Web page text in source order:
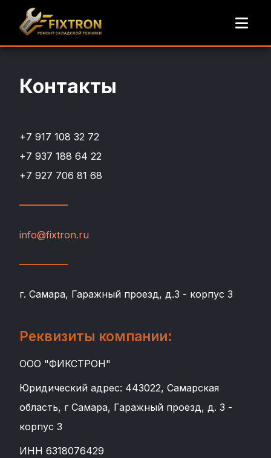
Контакты
+7 917 108 32 72
+7 937 188 64 22
+7 927 706 81 68
info@fixtron.ru
г. Самара, Гаражный проезд, д.3 - корпус 3
Реквизиты компании:
ООО "ФИКСТРОН"
Юридический адрес: 443022, Самарская
область, г Самара, Гаражный проезд, д. 3 -
корпус 3
ИНН 6318076429